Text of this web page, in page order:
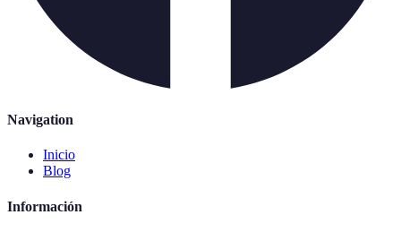
Navigation
Inicio
Blog
Información